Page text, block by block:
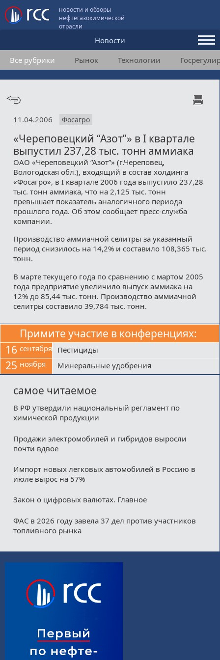
новости и обзоры
нефтегазохимической
отрасли
Новости
Аналитика и мнения
Конференции
Пользовательское соглашение
Медиакит
Контакты
Все рубрики Рынок Технологии
11.04.2006 Фосагро
«Череповецкий “Азот”» в I квартале
выпустил 237,28 тыс. тонн аммиака
ОАО «Череповецкий “Азот”» (г.Череповец,
Вологодская обл.), входящий в состав холдинга
«Фосагро», в I квартале 2006 года выпустило 237,28
тыс. тонн аммиака, что на 2,125 тыс. тонн
превышает показатель аналогичного периода
прошлого года. Об этом сообщает пресс-служба
компании.
Производство аммиачной селитры за указанный
период снизилось на 14,2% и составило 108,365 тыс.
тонн.
В марте текущего года по сравнению с мартом 2005
года предприятие увеличило выпуск аммиака на
12% до 85,44 тыс. тонн. Производство аммиачной
селитры составило 39,784 тыс. тонн.
Примите участие в конференциях:
16 сентября Пестициды
25 ноября Минеральные удобрения
самое читаемое
В РФ утвердили национальный регламент по
химической продукции
Продажи электромобилей и гибридов выросли
почти вдвое
Импорт новых легковых автомобилей в Россию в
июле вырос на 57%
Закон о цифровых валютах. Главное
ФАС в 2026 году завела 37 дел против участников
топливного рынка